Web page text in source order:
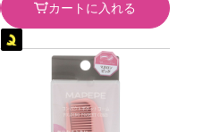
カートに入れる